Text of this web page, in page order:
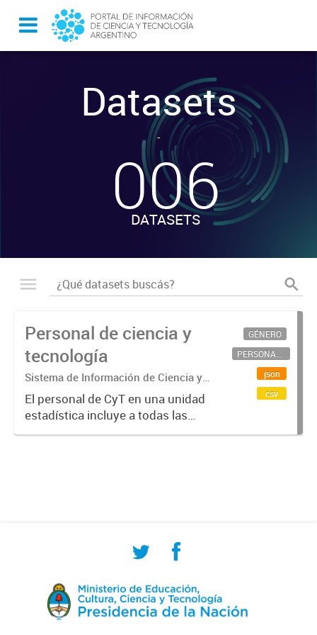
Datasets
-
006
DATASETS
Personal de ciencia y
tecnología
Sistema de Información de Ciencia y
Tecnología Argentino (SICYTAR)
El personal de CyT en una unidad
estadística incluye a todas las
personas involucradas
GÉNERO
PERSONAL CIENTÍFICO-TECNOLÓGICO
json
csv